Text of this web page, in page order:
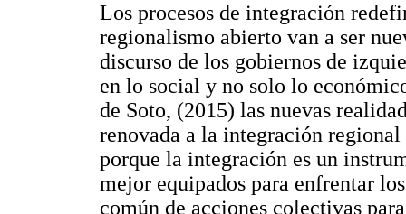
Los procesos de integración
regionalismo abierto van a ser
discurso de los gobiernos de
en lo social y no solo lo
de Soto, (2015) las nuevas
renovada a la integración
porque la integración es un
mejor equipados para enfrentar
común de acciones colectivas